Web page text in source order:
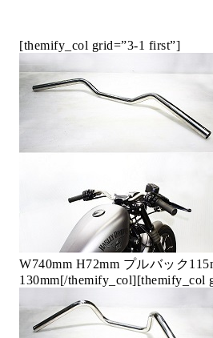
[themify_col grid=”3-1 first”]
W740mm H72mm プルバック
130mm[/themify_col][themify_col